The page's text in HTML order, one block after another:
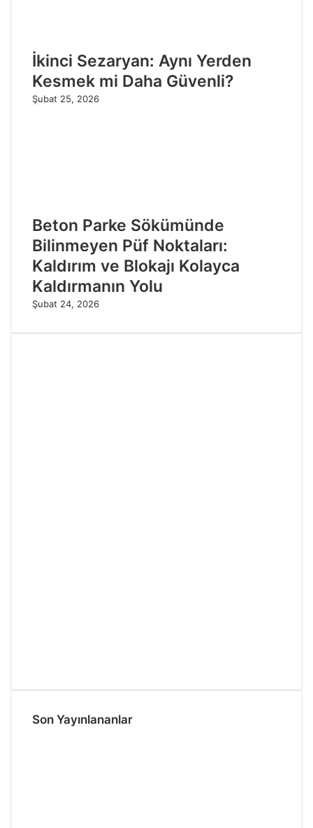
İkinci Sezaryan: Aynı Yerden
Kesmek mi Daha Güvenli?
Şubat 25, 2026
Beton Parke Sökümünde
Bilinmeyen Püf Noktaları:
Kaldırım ve Blokajı Kolayca
Kaldırmanın Yolu
Şubat 24, 2026
Son Yayınlananlar